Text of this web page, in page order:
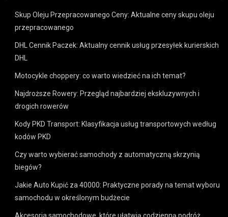
Skup Oleju Przepracowanego Ceny: Aktualne ceny skupu oleju
przepracowanego
DHL Cennik Paczek: Aktualny cennik usług przesyłek kurierskich
DHL
Motocykle choppery: co warto wiedzieć na ich temat?
Najdroższe Rowery: Przegląd najbardziej ekskluzywnych i
drogich rowerów
Kody PKD Transport: Klasyfikacja usług transportowych według
kodów PKD
Czy warto wybierać samochody z automatyczną skrzynią
biegów?
Jakie Auto Kupić za 40000: Praktyczne porady na temat wyboru
samochodu w określonym budżecie
Akcesoria samochodowe, które ułatwią codzienną podróż